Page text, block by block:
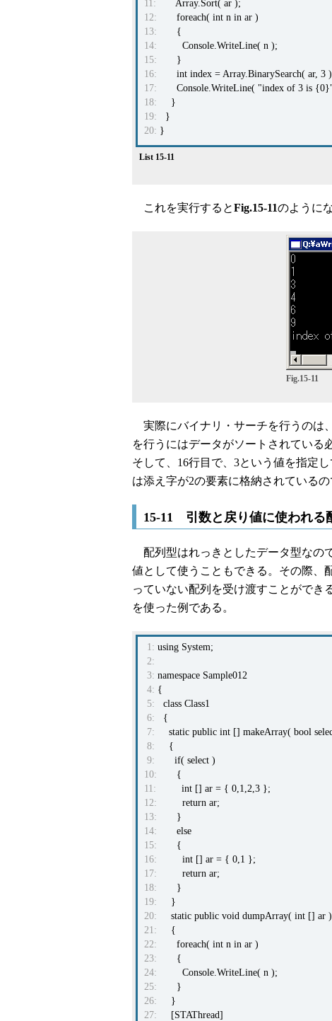
11:
Array.Sort( ar );
12:
foreach( int n in ar )
13:
{
14:
Console.WriteLine( n );
15:
}
16:
int index = Array.BinarySearch( ar, 3
17:
Console.WriteLine( "index of 3 is
18:
}
19:
}
20: }
List 15-11
これを実行するとFig.15-11のように
Fig.15-11
実際にバイナリ・サーチを行うのは
を行うにはデータがソートされている
そして、16行目で、3という値を指定
は添え字が2の要素に格納されている
15-11 引数と戻り値に使われる
配列型はれっきとしたデータ型なの
値として使うこともできる。その際、
っていない配列を受け渡すことができる
を使った例である。
1: using System;
2:
3: namespace Sample012
4: {
5:
class Class1
6:
{
7:
static public int [] makeArray( bool
8:
{
9:
if( select )
10:
{
11:
int [] ar = { 0,1,2,3 };
12:
return ar;
13:
}
14:
else
15:
{
16:
int [] ar = { 0,1 };
17:
return ar;
18:
}
19:
}
20:
static public void dumpArray( int [] ar )
21:
{
22:
foreach( int n in ar )
23:
{
24:
Console.WriteLine( n );
25:
}
26:
}
27:
[STAThread]